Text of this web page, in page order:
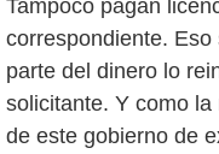
Tampoco pagan
correspondiente.
parte del dinero lo
solicitante. Y como
de este gobierno de